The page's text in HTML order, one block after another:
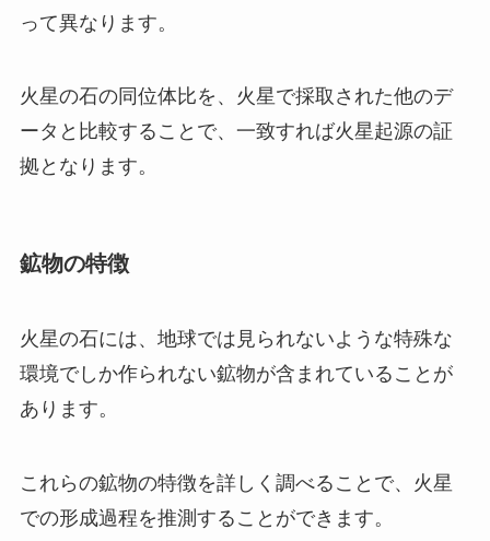
って異なります。
火星の石の同位体比を、火星で採取された他のデ
ータと比較することで、一致すれば火星起源の証
拠となります。
鉱物の特徴
火星の石には、地球では見られないような特殊な
環境でしか作られない鉱物が含まれていることが
あります。
これらの鉱物の特徴を詳しく調べることで、火星
での形成過程を推測することができます。